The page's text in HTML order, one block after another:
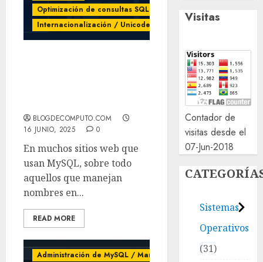
Optimización de consultas SQL
Internacionalización / Unicode
BLOGDECOMPUTO.COM
16 JUNIO, 2025
0
En muchos sitios web que
usan MySQL, sobre todo
aquellos que manejan
nombres en...
READ MORE
Administración de MySQL / MariaDB
Visitas
Contador de
visitas desde el
07-Jun-2018
Sistemas
Operativos
31